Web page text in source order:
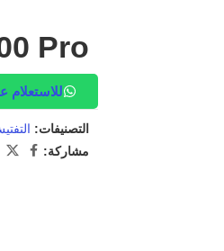
Pro
للاستعلام
التصنيفات:
مشاركة: